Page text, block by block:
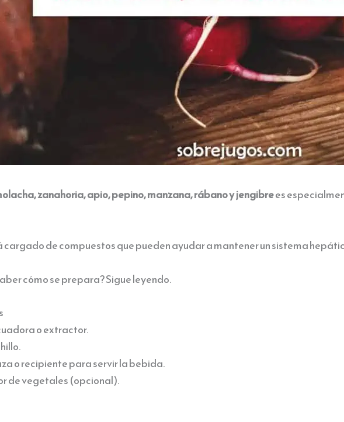
zanahoria, apio, pepino, manzana, rábano y jengibrees
de compuestos que pueden ayudar a mantener un sistema
cómo se prepara? Sigue leyendo.
o extractor.
o recipiente para servir la bebida.
de vegetales (opcional).